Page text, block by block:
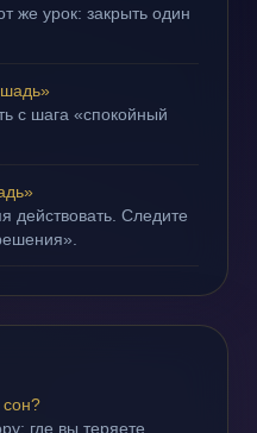
же урок: закрыть один
с шага «спокойный
действовать. Следите
сон?
где вы теряете